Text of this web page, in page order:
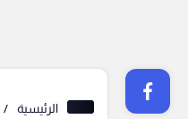
الرئيسية